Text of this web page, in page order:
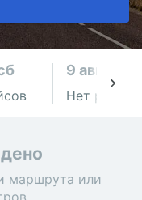
9 авг., вс
Нет рейсов
маршрута или